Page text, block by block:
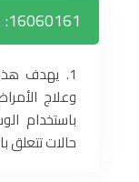
16060161: عيادة باطني الحيوان [1 ساعات]
1. يهدف
وعلاج
باستخدام
حالات تتعلق